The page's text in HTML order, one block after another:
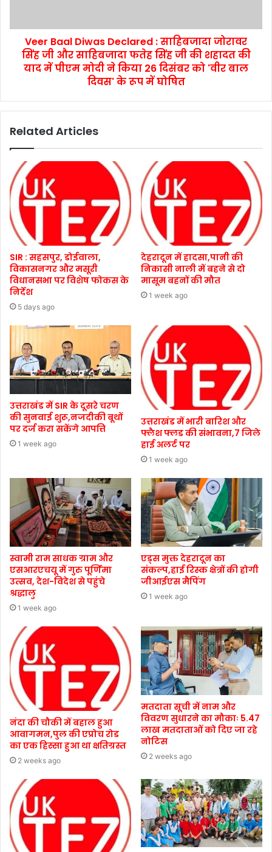
Veer Baal Diwas Declared : साहिबजादा जोरावर
सिंह जी और साहिबजादा फतेह सिंह जी की शहादत की
याद में पीएम मोदी ने किया 26 दिसंबर को 'वीर बाल
दिवस' के रूप में घोषित
Related Articles
SIR : सहसपुर, डोईवाला,
विकासनगर और मसूरी
विधानसभा पर विशेष फोकस के
निर्देश
5 days ago
देहरादून में हादसा,पानी की
निकासी नाली में बहने से दो
मासूम बहनों की मौत
1 week ago
उत्तराखंड में SIR के दूसरे चरण
की सुनवाई शुरू,नजदीकी बूथों
पर दर्ज करा सकेंगे आपत्ति
1 week ago
उत्तराखंड में भारी बारिश और
फ्लैश फ्लड की संभावना,7 जिले
हाई अलर्ट पर
1 week ago
स्वामी राम साधक ग्राम और
एसआरएचयू में गुरु पूर्णिमा
उत्सव, देश-विदेश से पहुंचे
श्रद्धालु
1 week ago
एड्स मुक्त देहरादून का
संकल्प,हाई रिस्क क्षेत्रों की होगी
जीआईएस मैपिंग
1 week ago
नंदा की चौकी में बहाल हुआ
आवागमन,पुल की एप्रोच रोड
का एक हिस्सा हुआ था क्षतिग्रस्त
2 weeks ago
मतदाता सूची में नाम और
विवरण सुधारने का मौकाः 5.47
लाख मतदाताओं को दिए जा रहे
नोटिस
2 weeks ago